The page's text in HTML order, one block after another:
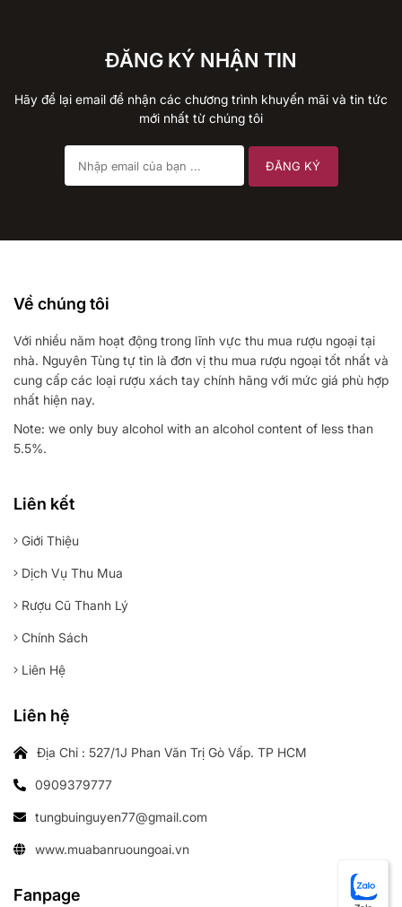
ĐĂNG KÝ NHẬN TIN
Hãy để lại email để nhận các chương trình khuyến mãi và tin tức
mới nhất từ chúng tôi
Về chúng tôi
Với nhiều năm hoạt động trong lĩnh vực thu mua rượu ngoại tại
nhà. Nguyên Tùng tự tin là đơn vị thu mua rượu ngoại tốt nhất và
cung cấp các loại rượu xách tay chính hãng với mức giá phù hợp
nhất hiện nay.
Note: we only buy alcohol with an alcohol content of less than
5.5%.
Liên kết
Giới Thiệu
Dịch Vụ Thu Mua
Rượu Cũ Thanh Lý
Chính Sách
Liên Hệ
Liên hệ
Địa Chỉ : 527/1J Phan Văn Trị Gò Vấp. TP HCM
0909379777
tungbuinguyen77@gmail.com
www.muabanruoungoai.vn
Fanpage